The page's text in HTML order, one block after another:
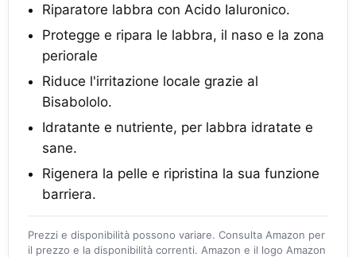
Riparatore labbra con Acido Ialuronico.
Protegge e ripara le labbra, il naso e la zona
periorale
Riduce l'irritazione locale grazie al
Bisabololo.
Idratante e nutriente, per labbra idratate e
sane.
Rigenera la pelle e ripristina la sua funzione
barriera.
Prezzi e disponibilità possono variare. Consulta Amazon per
il prezzo e la disponibilità correnti. Amazon e il logo Amazon